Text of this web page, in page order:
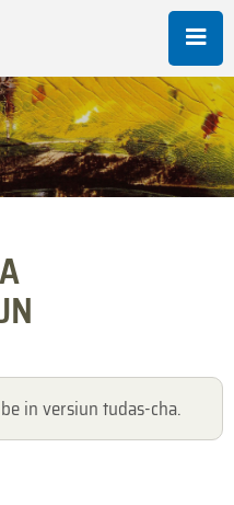
in versiun tudas-cha.